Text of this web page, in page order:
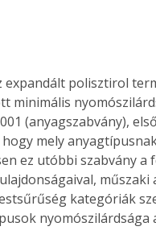
expandált polisztirol
minimális
(anyagszabvány),
mely
ez utóbbi szabvány a
műszaki
kategóriák
nyomószilárdsága